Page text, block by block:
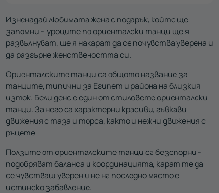
Изненадай любимата жена с подарък, който ще
запомни - уроците по ориенталски танци ще я
развълнуват, ще я накарат да се почувства уверена и
да разгърне женствеността си.
Ориенталските танци са общото название за
танците, типични за Египет и района на близкия
изток. Бели денс е един от стиловете ориенталски
танци. За него са характерни красиви, гъвкави
движения с таза и торса, както и нежни движения с
ръцете
Ползите от ориенталските танци са безспорни -
подобряват баланса и координацията, карат те да
се чувстваш уверен и не на последно място е
истинско забавление.